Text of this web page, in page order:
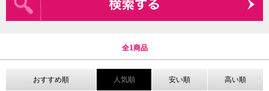
全1商品
おすすめ順 人気順 安い順 高い順